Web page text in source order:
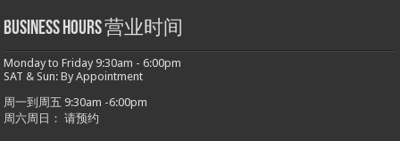
Business hours 营业时间
Monday to Friday 9:30am - 6:00pm
SAT & Sun: By Appointment
周一到周五 9:30am -6:00pm
周六周日： 请预约